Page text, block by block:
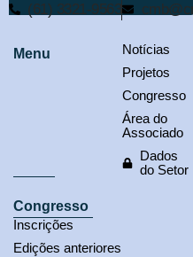
(61) 3321-9563
Menu
Notícias
Projetos
Congresso
Área do
Associado
Dados
do Setor
Congresso
Inscrições
Edições anteriores